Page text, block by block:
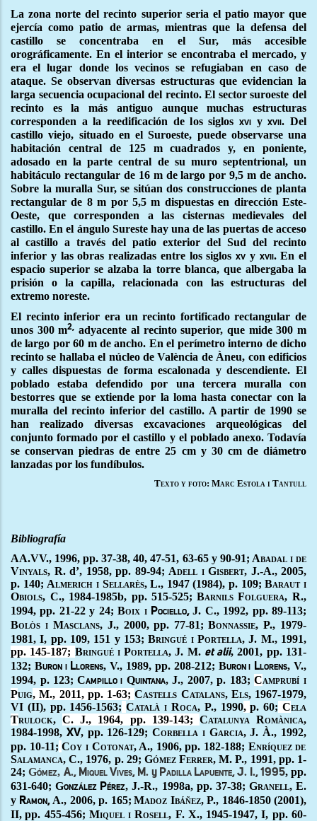
La zona norte del recinto superior seria el patio mayor que
ejercía como patio de armas, mientras que la defensa del
castillo se concentraba en el Sur, más accesible
orográficamente. En el interior se encontraba el mercado, y
era el lugar donde los vecinos se refugiaban en caso de
ataque. Se observan diversas estructuras que evidencian la
larga secuencia ocupacional del recinto. El sector suroeste del
recinto es la más antiguo aunque muchas estructuras
corresponden a la reedificación de los siglos xviyxvii. Del
castillo viejo, situado en el Suroeste, puede observarse una
habitación central de 125 m cuadrados y, en poniente,
adosado en la parte central de su muro septentrional, un
habitáculo rectangular de 16 m de largo por 9,5 m de ancho.
Sobre la muralla Sur, se sitúan dos construcciones de planta
rectangular de 8 m por 5,5 m dispuestas en dirección Este-
Oeste, que corresponden a las cisternas medievales del
castillo. En el ángulo Sureste hay una de las puertas de acceso
al castillo a través del patio exterior del Sud del recinto
inferior y las obras realizadas entre los siglos xv y xvii. En el
espacio superior se alzaba la torre blanca, que albergaba la
prisión o la capilla, relacionada con las estructuras del
extremo noreste.
El recinto inferior era un recinto fortificado rectangular de
unos 300 m2, adyacente al recinto superior, que mide 300 m
de largo por 60 m de ancho. En el perímetro interno de dicho
recinto se hallaba el núcleo de València de Àneu, con edificios
y calles dispuestas de forma escalonada y descendiente. El
poblado estaba defendido por una tercera muralla con
bestorres que se extiende por la loma hasta conectar con la
muralla del recinto inferior del castillo. A partir de 1990 se
han realizado diversas excavaciones arqueológicas del
conjunto formado por el castillo y el poblado anexo. Todavía
se conservan piedras de entre 25 cm y 30 cm de diámetro
lanzadas por los fundíbulos.
Texto y foto: Marc Estola i Tantull
Bibliografía
AA.VV., 1996, pp. 37-38, 40, 47-51, 63-65 y 90-91; Abadal i de
Vinyals, R. d’, 1958, pp. 89-94; Adell i Gisbert, J.-A., 2005,
p. 140; Almerich i Sellarès, L., 1947 (1984),p. 109;Baraut i
Obiols, C., 1984-1985b, pp. 515-525; BarnilsFolguera, R.,
1994, pp. 21-22 y 24; Boix i Pociello,J. C., 1992, pp. 89-113;
Bolòs i Masclans, J., 2000, pp. 77-81; Bonnassie, P., 1979-
1981, I, pp. 109, 151 y 153; Bringué iPortella, J. M., 1991,
pp. 145-187; Bringué iPortella,J. M. et alii, 2001, pp. 131-
132; Buron i Llorens, V., 1989, pp. 208-212; Buron i Llorens, V.,
1994, p. 123; Campillo i Quintana, J., 2007, p. 183;Camprubí i
Puig, M., 2011, pp. 1-63;Castells Catalans, Els, 1967-1979,
VI (II), pp. 1456-1563; Català i Roca, P., 1990,p. 60; Cela
Trulock,C. J., 1964, pp. 139-143; Catalunya Romànica,
1984-1998, XV, pp. 126-129;Corbella iGarcia,J. À., 1992,
pp. 10-11; Coy i Cotonat, A., 1906, pp. 182-188; Enríquez de
Salamanca, C., 1976, p. 29; GómezFerrer, M. P., 1991, pp. 1-
24;Gómez, A., Miquel Vives, M. y Padilla Lapuente, J. I., 1995, pp.
631-640; González Pérez, J.-R., 1998a, pp. 37-38; Granell, E.
y Ramon, A., 2006, p. 165; Madoz Ibáñez, P., 1846-1850 (2001),
II, pp. 455-456; Miquel i Rosell, F. X., 1945-1947, I, pp. 60-